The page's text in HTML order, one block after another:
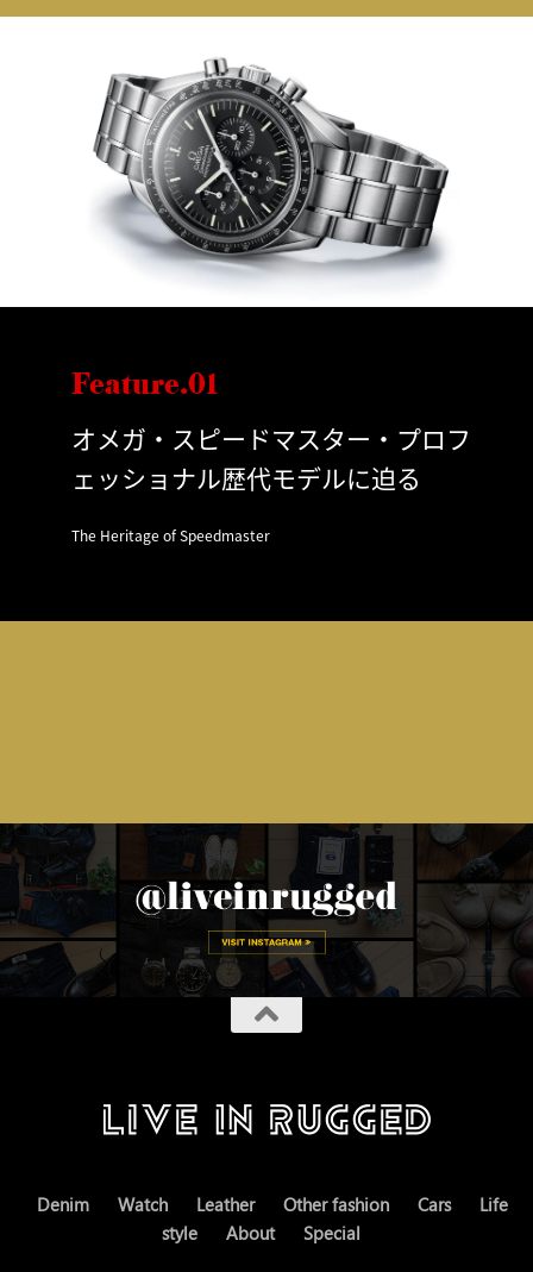
Feature.01
オメガ・スピードマスター・プロフ
ェッショナル歴代モデルに迫る
The Heritage of Speedmaster
Denim Watch Leather Other fashion Cars
Life
style
About Special